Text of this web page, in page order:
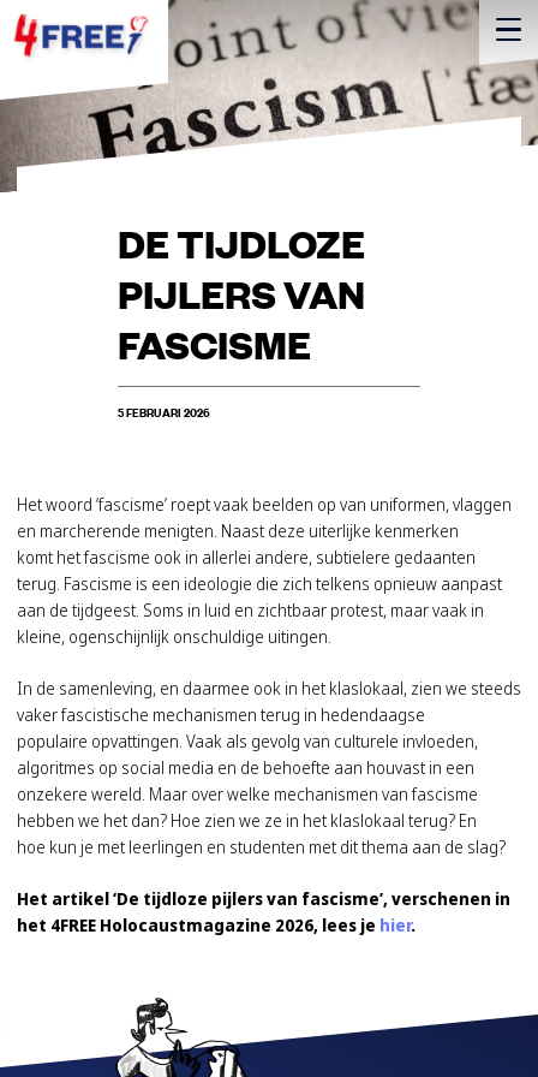
DE TIJDLOZE
PIJLERS VAN
FASCISME
5 FEBRUARI 2026
Het woord ‘fascisme’ roept vaak beelden op van uniformen, vlaggen
en marcherende menigten. Naast deze uiterlijke kenmerken
komt het fascisme ook in allerlei andere, subtielere gedaanten
terug. Fascisme is een ideologie die zich telkens opnieuw aanpast
aan de tijdgeest. Soms in luid en zichtbaar protest, maar vaak in
kleine, ogenschijnlijk onschuldige uitingen.
In de samenleving, en daarmee ook in het klaslokaal, zien we steeds
vaker fascistische mechanismen terug in hedendaagse
populaire opvattingen. Vaak als gevolg van culturele invloeden,
algoritmes op social media en de behoefte aan houvast in een
onzekere wereld. Maar over welke mechanismen van fascisme
hebben we het dan? Hoe zien we ze in het klaslokaal terug? En
hoe kun je met leerlingen en studenten met dit thema aan de slag?
Het artikel ‘De tijdloze pijlers van fascisme’, verschenen in
het 4FREE Holocaustmagazine 2026, lees je hier.